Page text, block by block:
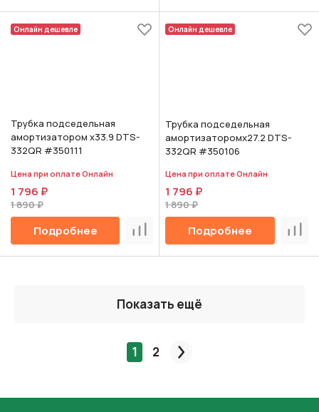
Онлайн дешевле
Трубка подседельная
амортизатором х33.9 DTS-
332QR #350111
Цена при оплате Онлайн
1 796 ₽
1 890 ₽
Подробнее Сравнить
Онлайн дешевле
Трубка подседельная
амортизаторомх27.2 DTS-
332QR #350106
Цена при оплате Онлайн
1 796 ₽
1 890 ₽
Подробнее
Показать ещё
1 2 След.